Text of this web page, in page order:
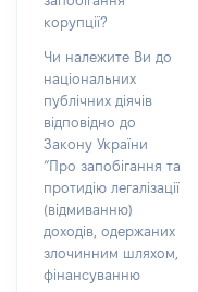
корупції?
Чи належите Ви до
національних
публічних діячів
відповідно до
Закону України
“Про запобігання та
протидію легалізації
(відмиванню)
доходів, одержаних
злочинним шляхом,
фінансуванню